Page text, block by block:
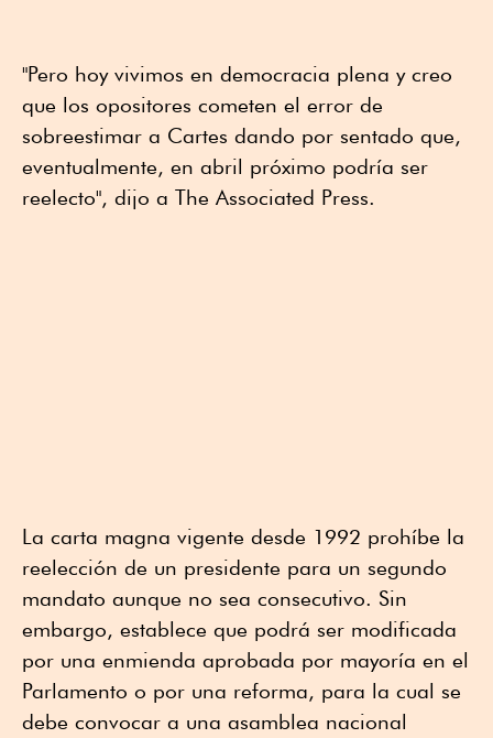
"Pero hoy vivimos en democracia plena y creo
que los opositores cometen el error de
sobreestimar a Cartes dando por sentado que,
eventualmente, en abril próximo podría ser
reelecto", dijo a The Associated Press.
La carta magna vigente desde 1992 prohíbe la
reelección de un presidente para un segundo
mandato aunque no sea consecutivo. Sin
embargo, establece que podrá ser modificada
por una enmienda aprobada por mayoría en el
Parlamento o por una reforma, para la cual se
debe convocar a una asamblea nacional